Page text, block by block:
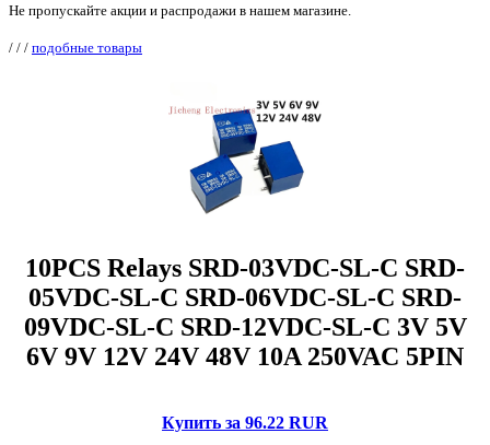
Не пропускайте акции и распродажи в нашем магазине.
/ / / подобные товары
10PCS Relays SRD-03VDC-SL-C SRD-
05VDC-SL-C SRD-06VDC-SL-C SRD-
09VDC-SL-C SRD-12VDC-SL-C 3V 5V
6V 9V 12V 24V 48V 10A 250VAC 5PIN
Купить за 96.22 RUR